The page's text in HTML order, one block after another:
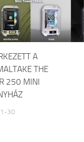
A
THE
250 MINI
30